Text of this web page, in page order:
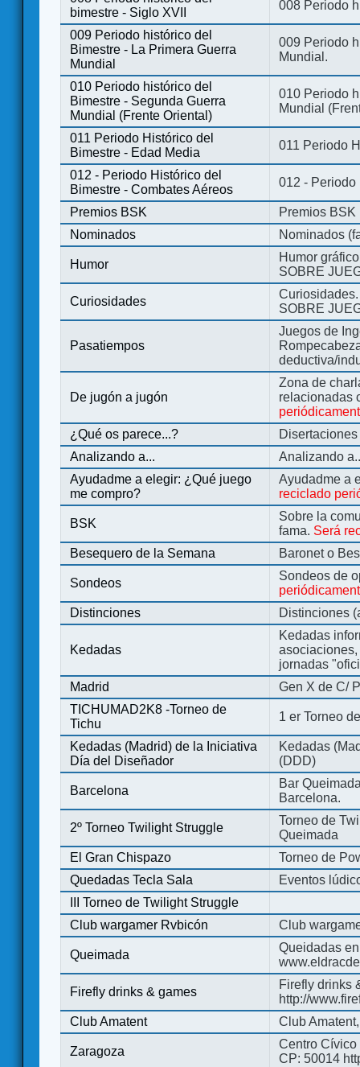
bimestre - Siglo XVII
008 Periodo
009 Periodo histórico del
Bimestre - La Primera Guerra
Mundial
009 Periodo
Mundial.
010 Periodo histórico del
Bimestre - Segunda Guerra
Mundial (Frente Oriental)
010 Periodo
Mundial
011 Periodo Histórico del
Bimestre - Edad Media
011 Periodo
012 - Periodo Histórico del
Bimestre - Combates Aéreos
012 - Periodo
Premios BSK
Premios BSK
Nominados
Nominados
Humor
Humor
SOBRE
Curiosidades
SOBRE
Pasatiempos
Juegos de
deductiva/
De jugón a jugón
Zona de
relacionadas
¿Qué os parece...?
Analizando a...
Analizando
Ayudadme a elegir: ¿Qué juego
me compro?
Ayudadme a
reciclado
BSK
Sobre la
fama. Será
Besequero de la Semana
Baronet o
Sondeos
Sondeos de
Distinciones
Distinciones
Kedadas
Kedadas
jornadas
Madrid
Gen X de C/
TICHUMAD2K8 -Torneo de
Tichu
1 er Torneo
Kedadas (Madrid) de la Iniciativa
Día del Diseñador
Kedadas
(DDD)
Barcelona
Bar
Barcelona.
2º Torneo Twilight Struggle
Torneo de
Queimada
El Gran Chispazo
Torneo de
Quedadas Tecla Sala
Eventos
III Torneo de Twilight Struggle
Club wargamer Rvbicón
Club
Queimada
Queidadas
Firefly drinks & games
Firefly drinks
http://
Club Amatent
Club
Zaragoza
Centro Cívico
CP: 50014